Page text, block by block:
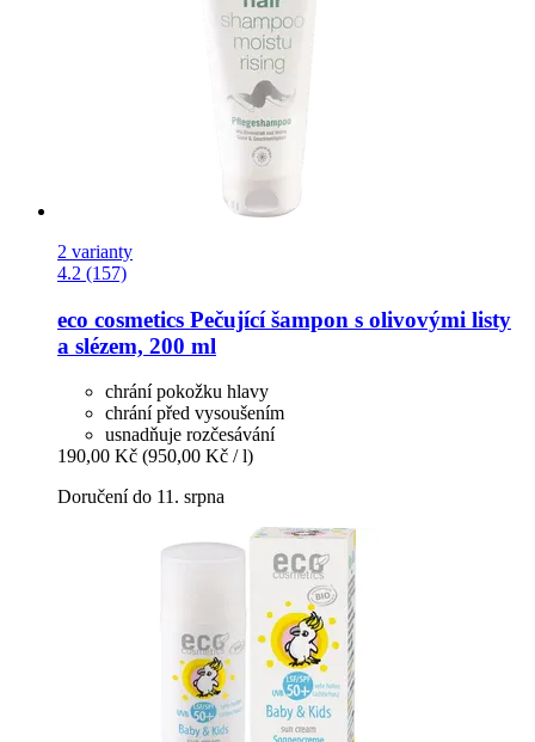
2 varianty
4.2 (157)
eco cosmetics Pečující šampon s olivovými listy
a slézem, 200 ml
chrání pokožku hlavy
chrání před vysoušením
usnadňuje rozčesávání
190,00 Kč (950,00 Kč / l)
Doručení do 11. srpna